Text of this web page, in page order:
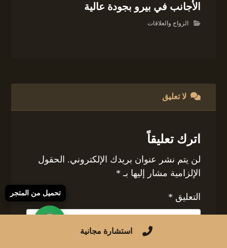
الأجانب في بيرو بجودة عالية
الزواج والعلاقات
لا تعليق
اترك تعليقاً
لن يتم نشر عنوان بريدك الإلكتروني. الحقول
الإلزامية مشار إليها بـ *
التعليق *
استشارة مجانية
تحميل من المتجر